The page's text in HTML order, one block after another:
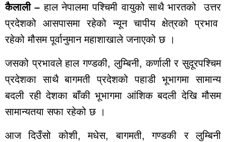
कैलाली –हाल नेपालमा पश्चिमी वायुको साथै भारतको उत्तर
प्रदेशको आसपासमा रहेको न्यून चापीय क्षेत्रको प्रभाव
रहेको मौसम पूर्वानुमान महाशाखाले जनाएको छ ।
जसको प्रभावले हाल गण्डकी, लुम्बिनी, कर्णाली र सुदूरपश्चिम
प्रदेशका साथै बागमती प्रदेशको पहाडी भूभागमा सामान्य
बदली रही देशका बाँकी भूभागमा आंशिक बदली देखि मौसम
सामान्यतया सफा रहेको छ ।
आज दिउँसो कोशी, मधेस, बागमती, गण्डकी र लुम्बिनी